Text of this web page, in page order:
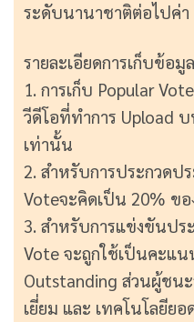
ระดับนานาชาติต่อไปค่
รายละเอียดการเก็บข้อมู
1. การเก็บ Popular
วีดีโอที่ทำการ Upload
เท่านั้น
2. สำหรับการประกวดป
Voteจะคิดเป็น 20% ข
3. สำหรับการแข่งขันปร
Vote จะถูกใช้เป็นคะแ
Outstanding ส่วนผู้ชนะ
เยี่ยม และ เทคโนโลยีย